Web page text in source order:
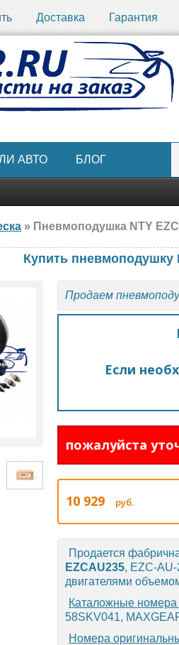
Доставка Гарантия
АВТО БЛОГ
» Пневмоподушка NTY
Купить пневмоподушку
Продаем
Если
пожалуйста
10 929 руб.
Продается
EZCAU235, EZC-
двигателями
Каталожные номера
58SKV041,
Номера